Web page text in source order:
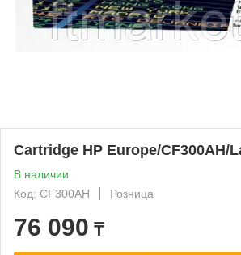
Cartridge HP Europe/CF300AH/
В наличии
Код: CF300AH
Розница
76 090 ₸